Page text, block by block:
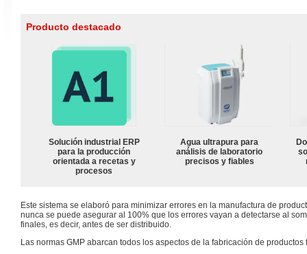
Producto destacado
Solución industrial ERP
para la producción
orientada a recetas y
procesos
Agua ultrapura para
análisis de laboratorio
precisos y fiables
Este sistema se elaboró para minimizar errores en la manufactura de
nunca se puede asegurar al 100% que los errores vayan a detectarse al
finales, es decir, antes de ser distribuido.
Las normas GMP abarcan todos los aspectos de la fabricación de productos